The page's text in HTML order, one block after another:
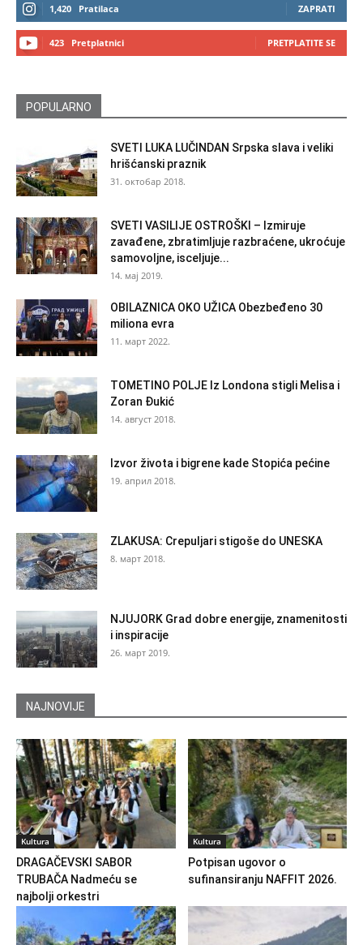
1,420 Pratilaca ZAPRATI
423 Pretplatnici PRETPLATITE SE
POPULARNO
SVETI LUKA LUČINDAN Srpska slava i veliki
hrišćanski praznik
31. октобар 2018.
SVETI VASILIJE OSTROŠKI – Izmiruje
zavađene, zbratimljuje razbraćene, ukroćuje
samovoljne, isceljuje...
14. мај 2019.
OBILAZNICA OKO UŽICA Obezbeđeno 30
miliona evra
11. март 2022.
TOMETINO POLJE Iz Londona stigli Melisa i
Zoran Đukić
14. август 2018.
Izvor života i bigrene kade Stopića pećine
19. април 2018.
ZLAKUSA: Crepuljari stigoše do UNESKA
8. март 2018.
NJUJORK Grad dobre energije, znamenitosti
i inspiracije
26. март 2019.
NAJNOVIJE
Kultura
DRAGAČEVSKI SABOR
TRUBAČA Nadmeću se
najbolji orkestri
Kultura
Potpisan ugovor o
sufinansiranju NAFFIT 2026.